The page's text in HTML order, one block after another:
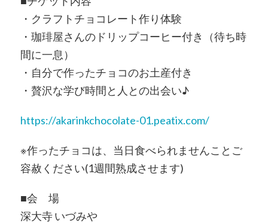
・クラフトチョコレート作り体験
・珈琲屋さんのドリップコーヒー付き（待ち時
間に一息）
・自分で作ったチョコのお土産付き
・贅沢な学び時間と人との出会い♪
https://akarinkchocolate-01.peatix.com/
※作ったチョコは、当日食べられませんことご
容赦ください(1週間熟成させます)
■会 場
深大寺 いづみや